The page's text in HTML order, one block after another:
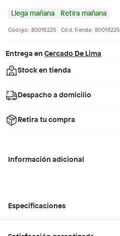
Llega mañana Retira mañana
Código: 80018225 Cód. tienda: 80018225
Entrega en Cercado De Lima
Stock en tienda
Despacho a domicilio
Retira tu compra
Información adicional
Especificaciones